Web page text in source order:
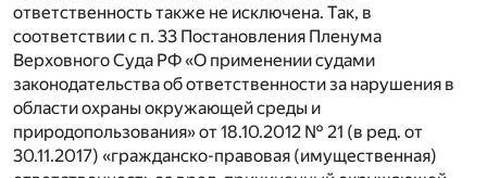
ответственность также не исключена. Так, в
соответствии с п. 33 Постановления Пленума
Верховного Суда РФ «О применении судами
законодательства об ответственности за нарушения в
области охраны окружающей среды и
природопользования» от 18.10.2012 № 21 (в ред. от
30.11.2017) «гражданско-правовая (имущественная)